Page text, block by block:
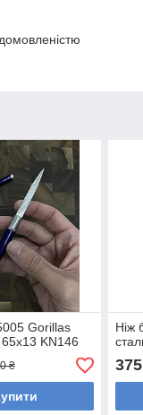
Gorillas
KN146
₴
Ніж
375